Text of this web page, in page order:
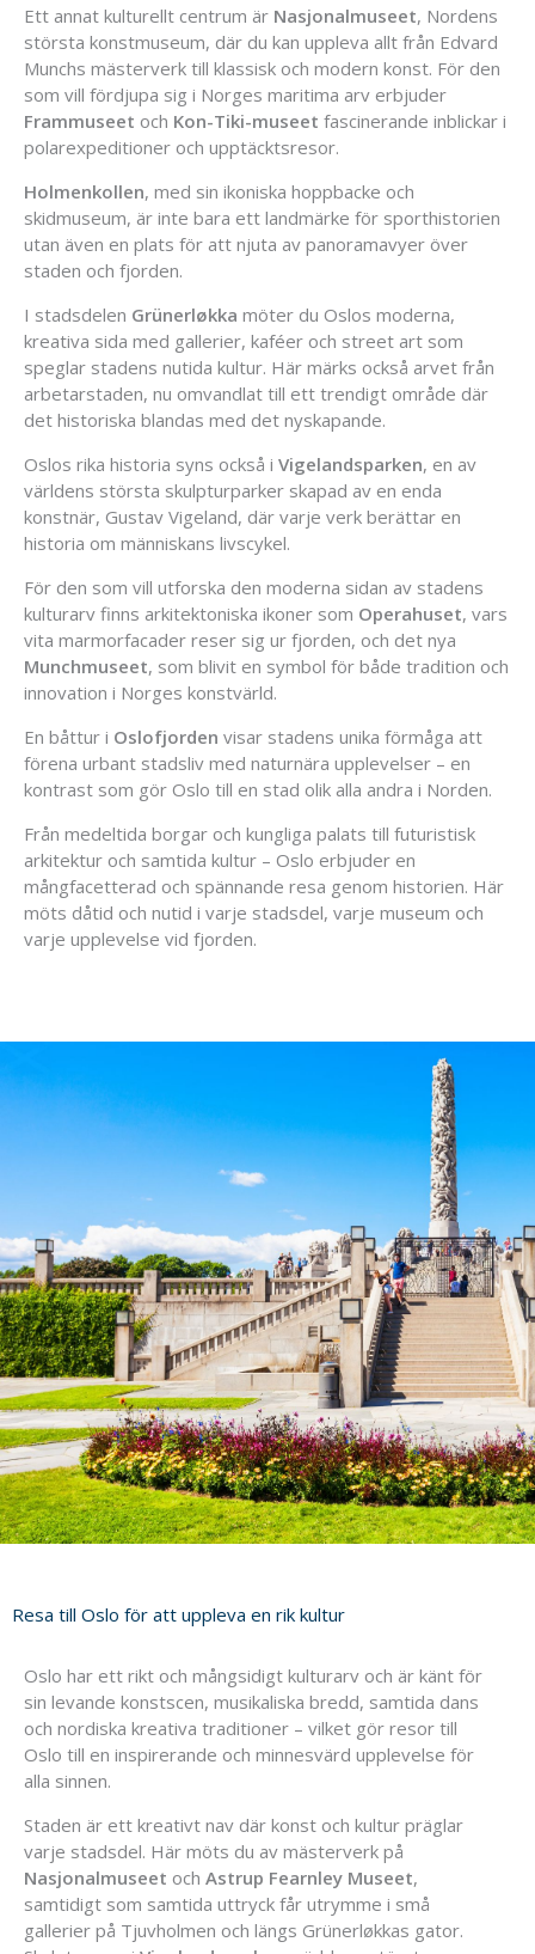
Ett annat kulturellt centrum är Nasjonalmuseet, Nordens
största konstmuseum, där du kan uppleva allt från Edvard
Munchs mästerverk till klassisk och modern konst. För den
som vill fördjupa sig i Norges maritima arv erbjuder
Frammuseet och Kon-Tiki-museet fascinerande inblickar i
polarexpeditioner och upptäcktsresor.
Holmenkollen, med sin ikoniska hoppbacke och
skidmuseum, är inte bara ett landmärke för sporthistorien
utan även en plats för att njuta av panoramavyer över
staden och fjorden.
I stadsdelen Grünerløkka möter du Oslos moderna,
kreativa sida med gallerier, kaféer och street art som
speglar stadens nutida kultur. Här märks också arvet från
arbetarstaden, nu omvandlat till ett trendigt område där
det historiska blandas med det nyskapande.
Oslos rika historia syns också i Vigelandsparken, en av
världens största skulpturparker skapad av en enda
konstnär, Gustav Vigeland, där varje verk berättar en
historia om människans livscykel.
För den som vill utforska den moderna sidan av stadens
kulturarv finns arkitektoniska ikoner som Operahuset, vars
vita marmorfacader reser sig ur fjorden, och det nya
Munchmuseet, som blivit en symbol för både tradition och
innovation i Norges konstvärld.
En båttur i Oslofjorden visar stadens unika förmåga att
förena urbant stadsliv med naturnära upplevelser – en
kontrast som gör Oslo till en stad olik alla andra i Norden.
Från medeltida borgar och kungliga palats till futuristisk
arkitektur och samtida kultur – Oslo erbjuder en
mångfacetterad och spännande resa genom historien. Här
möts dåtid och nutid i varje stadsdel, varje museum och
varje upplevelse vid fjorden.
Resa till Oslo för att uppleva en rik kultur
Oslo har ett rikt och mångsidigt kulturarv och är känt för
sin levande konstscen, musikaliska bredd, samtida dans
och nordiska kreativa traditioner – vilket gör resor till
Oslo till en inspirerande och minnesvärd upplevelse för
alla sinnen.
Staden är ett kreativt nav där konst och kultur präglar
varje stadsdel. Här möts du av mästerverk på
Nasjonalmuseet och Astrup Fearnley Museet,
samtidigt som samtida uttryck får utrymme i små
gallerier på Tjuvholmen och längs Grünerløkkas gator.